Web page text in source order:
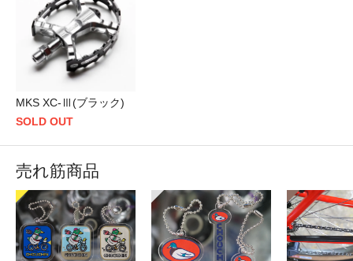
MKS XC-Ⅲ(ブラック)
SOLD OUT
売れ筋商品